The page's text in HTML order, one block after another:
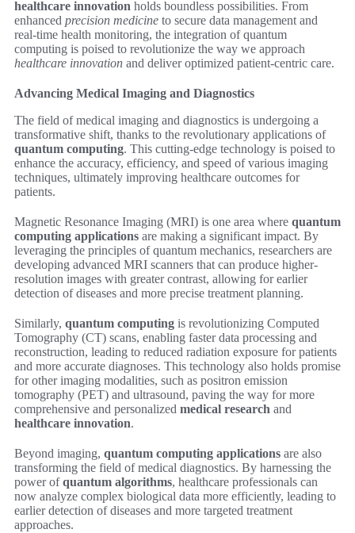
healthcare innovation holds boundless possibilities. From
enhanced precision medicine to secure data management and
real-time health monitoring, the integration of quantum
computing is poised to revolutionize the way we approach
healthcare innovation and deliver optimized patient-centric care.
Advancing Medical Imaging and Diagnostics
The field of medical imaging and diagnostics is undergoing a
transformative shift, thanks to the revolutionary applications of
quantum computing. This cutting-edge technology is poised to
enhance the accuracy, efficiency, and speed of various imaging
techniques, ultimately improving healthcare outcomes for
patients.
Magnetic Resonance Imaging (MRI) is one area where quantum
computing applications are making a significant impact. By
leveraging the principles of quantum mechanics, researchers are
developing advanced MRI scanners that can produce higher-
resolution images with greater contrast, allowing for earlier
detection of diseases and more precise treatment planning.
Similarly, quantum computing is revolutionizing Computed
Tomography (CT) scans, enabling faster data processing and
reconstruction, leading to reduced radiation exposure for patients
and more accurate diagnoses. This technology also holds promise
for other imaging modalities, such as positron emission
tomography (PET) and ultrasound, paving the way for more
comprehensive and personalized medical research and
healthcare innovation.
Beyond imaging, quantum computing applications are also
transforming the field of medical diagnostics. By harnessing the
power ofquantum algorithms, healthcare professionals can
now analyze complex biological data more efficiently, leading to
earlier detection of diseases and more targeted treatment
approaches.